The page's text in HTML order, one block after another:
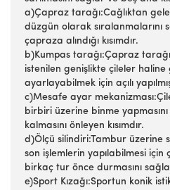
a)Çapraz tarağı:Cağlıktan
düzgün olarak sıralanmalarını
çapraza alındığı kısımdır.
b)Kumpas tarağı:Çapraz
istenilen genişlikte çileler
ayarlayabilmek için açılı
c)Mesafe ayar
birbiri üzerine binme
kalmasını önleyen kısımdır.
d)Ölçü silindiri:Tambur üzerine
son işlemlerin yapılabilmesi
birkaç tur önce durmasını
e)Sport Kızağı:Sportun konik